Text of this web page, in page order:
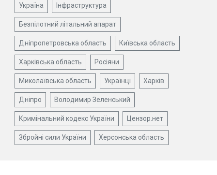
Україна Інфраструктура
Безпілотний літальний апарат
Дніпропетровська область Київська область
Харківська область Росіяни
Миколаївська область Українці Харків
Дніпро Володимир Зеленський
Кримінальний кодекс України Цензор.нет
Збройні сили України Херсонська область